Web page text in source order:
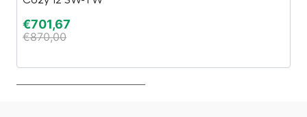
€701,67
€870,00